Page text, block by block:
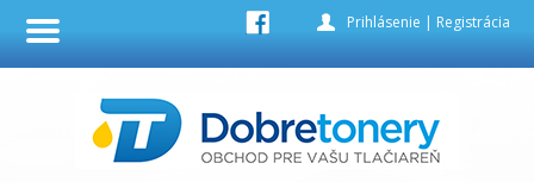
Prihlásenie | Registrácia